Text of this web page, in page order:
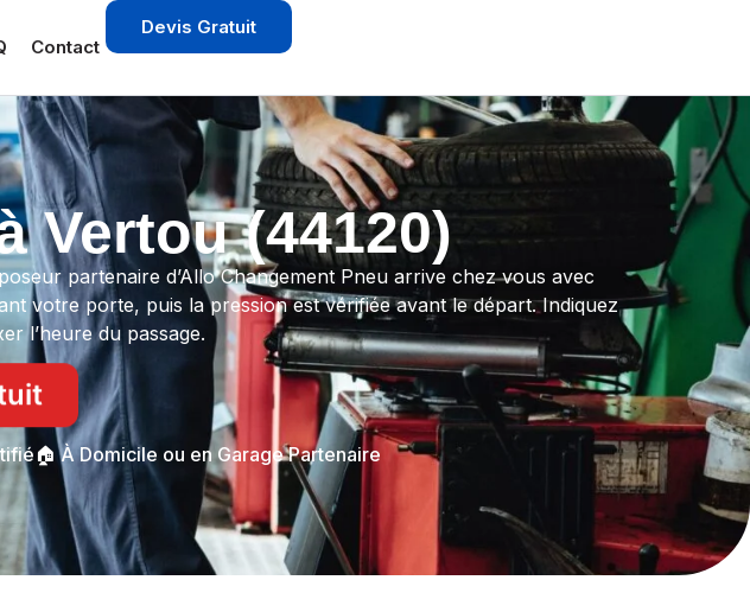
Contact
Devis Gratuit
Vertou (44120)
partenaire d’Allo Changement Pneu arrive chez vous avec
votre porte, puis la pression est vérifiée avant le départ. Indiquez
l’heure du passage.
🏠 À Domicile ou en Garage Partenaire